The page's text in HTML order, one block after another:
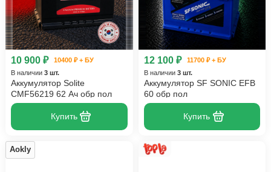
10 900 ₽
10400 ₽ + БУ
В наличии 3 шт.
Аккумулятор Solite
CMF56219 62 Ач обр пол
Купить
12 100 ₽
11700 ₽ + БУ
В наличии 3 шт.
Аккумулятор SF SONIC EFB
60 обр пол
Купить
Aokly